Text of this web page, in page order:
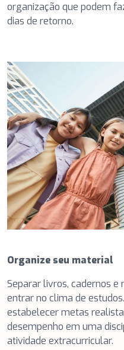
organização que podem
dias de retorno.
Organize seu material
Separar livros, cadernos e
entrar no clima de
estabelecer metas
desempenho em uma
atividade extracurricular.